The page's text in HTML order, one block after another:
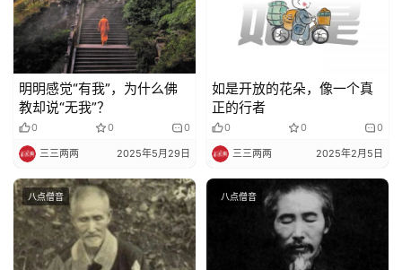
法
规
免
责
声
明明感觉“有我”，为什么佛
教却说“无我”？
0 0 0
三三两两 2025年5月29日
如是开放的花朵，像一个真
正的行者
0 0 0
三三两两 2025年2月5日
八点僧音 八点僧音